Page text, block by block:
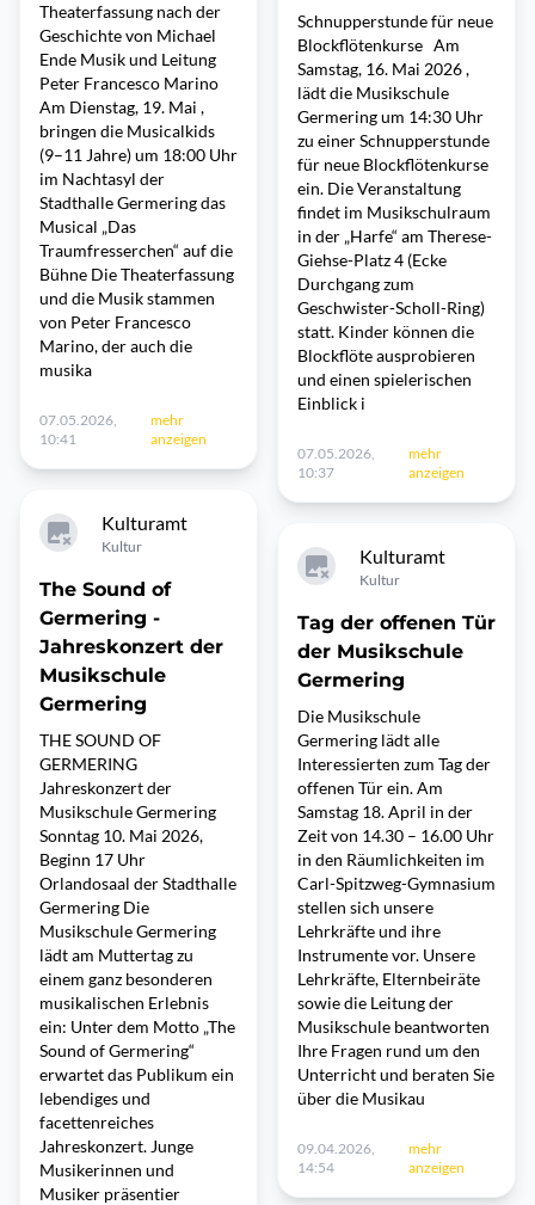
Theaterfassung nach der
Geschichte von Michael
Ende Musik und Leitung
Peter Francesco Marino
Am Dienstag, 19. Mai ,
bringen die Musicalkids
(9–11 Jahre) um 18:00 Uhr
im Nachtasyl der
Stadthalle Germering das
Musical „Das
Traumfresserchen“ auf die
Bühne Die Theaterfassung
und die Musik stammen
von Peter Francesco
Marino, der auch die
musika
07.05.2026,
10:41
mehr
anzeigen
Kulturamt
Kultur
The Sound of
Germering -
Jahreskonzert der
Musikschule
Germering
THE SOUND OF
GERMERING
Jahreskonzert der
Musikschule Germering
Sonntag 10. Mai 2026,
Beginn 17 Uhr
Orlandosaal der Stadthalle
Germering Die
Musikschule Germering
lädt am Muttertag zu
einem ganz besonderen
musikalischen Erlebnis
ein: Unter dem Motto „The
Sound of Germering“
erwartet das Publikum ein
lebendiges und
facettenreiches
Jahreskonzert. Junge
Musikerinnen und
Musiker präsentier
Schnupperstunde für neue
Blockflötenkurse Am
Samstag, 16. Mai 2026 ,
lädt die Musikschule
Germering um 14:30 Uhr
zu einer Schnupperstunde
für neue Blockflötenkurse
ein. Die Veranstaltung
findet im Musikschulraum
in der „Harfe“ am Therese-
Giehse-Platz 4 (Ecke
Durchgang zum
Geschwister-Scholl-Ring)
statt. Kinder können die
Blockflöte ausprobieren
und einen spielerischen
Einblick i
07.05.2026,
10:37
mehr
anzeigen
Kulturamt
Kultur
Tag der offenen Tür
der Musikschule
Germering
Die Musikschule
Germering lädt alle
Interessierten zum Tag der
offenen Tür ein. Am
Samstag 18. April in der
Zeit von 14.30 – 16.00 Uhr
in den Räumlichkeiten im
Carl-Spitzweg-Gymnasium
stellen sich unsere
Lehrkräfte und ihre
Instrumente vor. Unsere
Lehrkräfte, Elternbeiräte
sowie die Leitung der
Musikschule beantworten
Ihre Fragen rund um den
Unterricht und beraten Sie
über die Musikau
09.04.2026,
14:54
mehr
anzeigen